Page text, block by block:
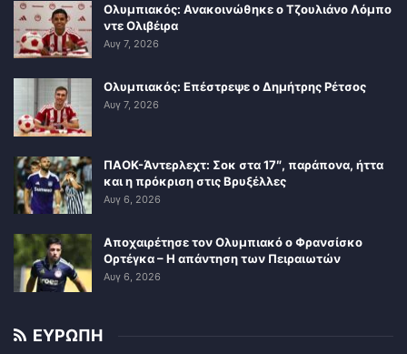
Ολυμπιακός: Ανακοινώθηκε ο Τζουλιάνο Λόμπο
ντε Ολιβέιρα
Αυγ 7, 2026
Ολυμπιακός: Επέστρεψε ο Δημήτρης Ρέτσος
Αυγ 7, 2026
ΠΑΟΚ-Άντερλεχτ: Σοκ στα 17″, παράπονα, ήττα
και η πρόκριση στις Βρυξέλλες
Αυγ 6, 2026
Αποχαιρέτησε τον Ολυμπιακό ο Φρανσίσκο
Ορτέγκα – Η απάντηση των Πειραιωτών
Αυγ 6, 2026
ΕΥΡΩΠΗ